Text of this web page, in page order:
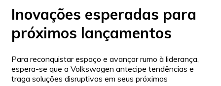
Inovações esperadas para
próximos lançamentos
Para reconquistar espaço e avançar rumo à liderança,
espera-se que a Volkswagen antecipe tendências e
traga soluções disruptivas em seus próximos